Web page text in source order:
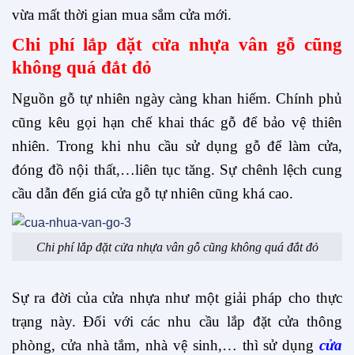
vừa mất thời gian mua sắm cửa mới.
Chi phí lắp đặt cửa nhựa vân gỗ cũng
không quá đắt đỏ
Nguồn gỗ tự nhiên ngày càng khan hiếm. Chính phủ
cũng kêu gọi hạn chế khai thác gỗ để bảo vệ thiên
nhiên. Trong khi nhu cầu sử dụng gỗ để làm cửa,
đóng đồ nội thất,…liên tục tăng. Sự chênh lệch cung
cầu dẫn đến giá cửa gỗ tự nhiên cũng khá cao.
Chi phí lắp đặt cửa nhựa vân gỗ cũng không quá đắt đỏ
Sự ra đời của cửa nhựa như một giải pháp cho thực
trạng này. Đối với các nhu cầu lắp đặt cửa thông
phòng, cửa nhà tắm, nhà vệ sinh,… thì sử dụng cửa